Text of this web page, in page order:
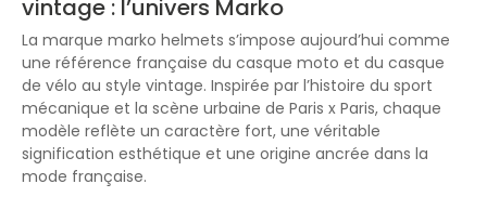
vintage : l’univers Marko
La marque marko helmets s’impose aujourd’hui comme
une référence française du casque moto et du casque
de vélo au style vintage. Inspirée par l’histoire du sport
mécanique et la scène urbaine de Paris x Paris, chaque
modèle reflète un caractère fort, une véritable
signification esthétique et une origine ancrée dans la
mode française.